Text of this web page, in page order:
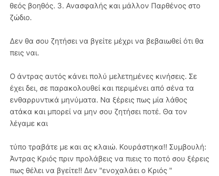
θεός βοηθός. 3. Ανασφαλής και μάλλον Παρθένος στο
ζώδιο.
Δεν θα σου ζητήσει να βγείτε μέχρι να βεβαιωθεί ότι θα
πεις ναι.
Ο άντρας αυτός κάνει πολύ μελετημένες κινήσεις. Σε
έχει δει, σε παρακολουθεί και περιμένει από σένα τα
ενθαρρυντικά μηνύματα. Να ξέρεις πως μία λάθος
ατάκα και μπορεί να μην σου ζητήσει ποτέ. Θα τον
λέγαμε και
τύπο τραβάτε με και ας κλαιώ. Κουράστηκα!! Συμβουλή:
Άντρας Κριός πριν προλάβεις να πιεις το ποτό σου ξέρεις
πως θέλει να βγείτε!! Δεν "ενοχαλάει ο Κριός "